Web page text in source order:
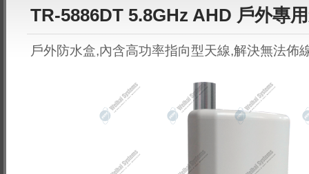
TR-5886DT 5.8GHz AHD 戶外專
戶外防水盒,內含高功率指向型天線,解決無法佈